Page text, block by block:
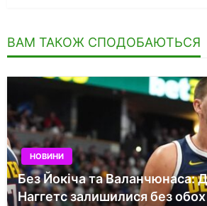
ВАМ ТАКОЖ СПОДОБАЮТЬСЯ
НОВИНИ
Без Йокіча та Валанчюнаса:
Наггетс залишилися без